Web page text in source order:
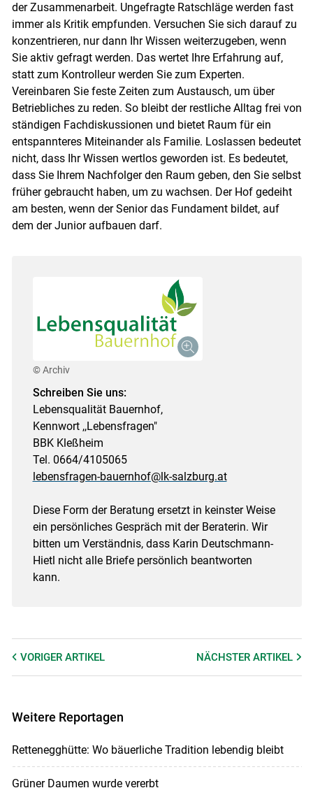
der Zusammenarbeit. Ungefragte Ratschläge werden fast
immer als Kritik empfunden. Versuchen Sie sich darauf zu
konzentrieren, nur dann Ihr Wissen weiterzugeben, wenn
Sie aktiv gefragt werden. Das wertet Ihre Erfahrung auf,
statt zum Kontrolleur werden Sie zum Experten.
Vereinbaren Sie feste Zeiten zum Austausch, um über
Betriebliches zu reden. So bleibt der restliche Alltag frei von
ständigen Fachdiskussionen und bietet Raum für ein
entspannteres Miteinander als Familie. Loslassen bedeutet
nicht, dass Ihr Wissen wertlos geworden ist. Es bedeutet,
dass Sie Ihrem Nachfolger den Raum geben, den Sie selbst
früher gebraucht haben, um zu wachsen. Der Hof gedeiht
am besten, wenn der Senior das Fundament bildet, auf
dem der Junior aufbauen darf.
© Archiv
Schreiben Sie uns:
Lebensqualität Bauernhof,
Kennwort ,,Lebensfragen"
BBK Kleßheim
Tel. 0664/4105065
lebensfragen-bauernhof@lk-salzburg.at
Diese Form der Beratung ersetzt in keinster Weise
ein persönliches Gespräch mit der Beraterin. Wir
bitten um Verständnis, dass Karin Deutschmann-
Hietl nicht alle Briefe persönlich beantworten
kann.
VORIGER ARTIKEL NÄCHSTERARTIKEL
Weitere Reportagen
Rettenegghütte: Wo bäuerliche Tradition lebendig bleibt
Grüner Daumen wurde vererbt